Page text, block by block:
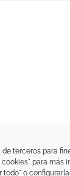
terceros para
para más
o